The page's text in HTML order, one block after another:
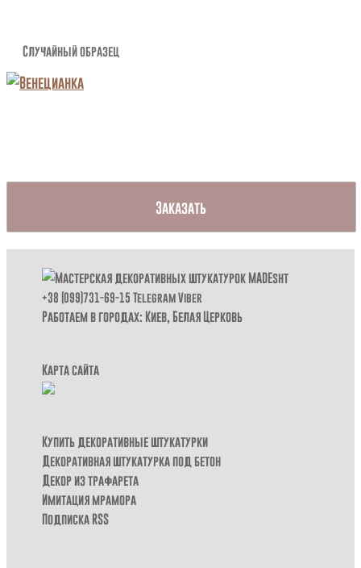
Случайный образец
Заказать
+38 (099)731-69-15 TelegramViber
Работаем в городах: Киев,Белая Церковь
Карта сайта
Купить декоративные штукатурки
Декоративная штукатурка под бетон
Декор из трафарета
Имитация мрамора
Подписка RSS